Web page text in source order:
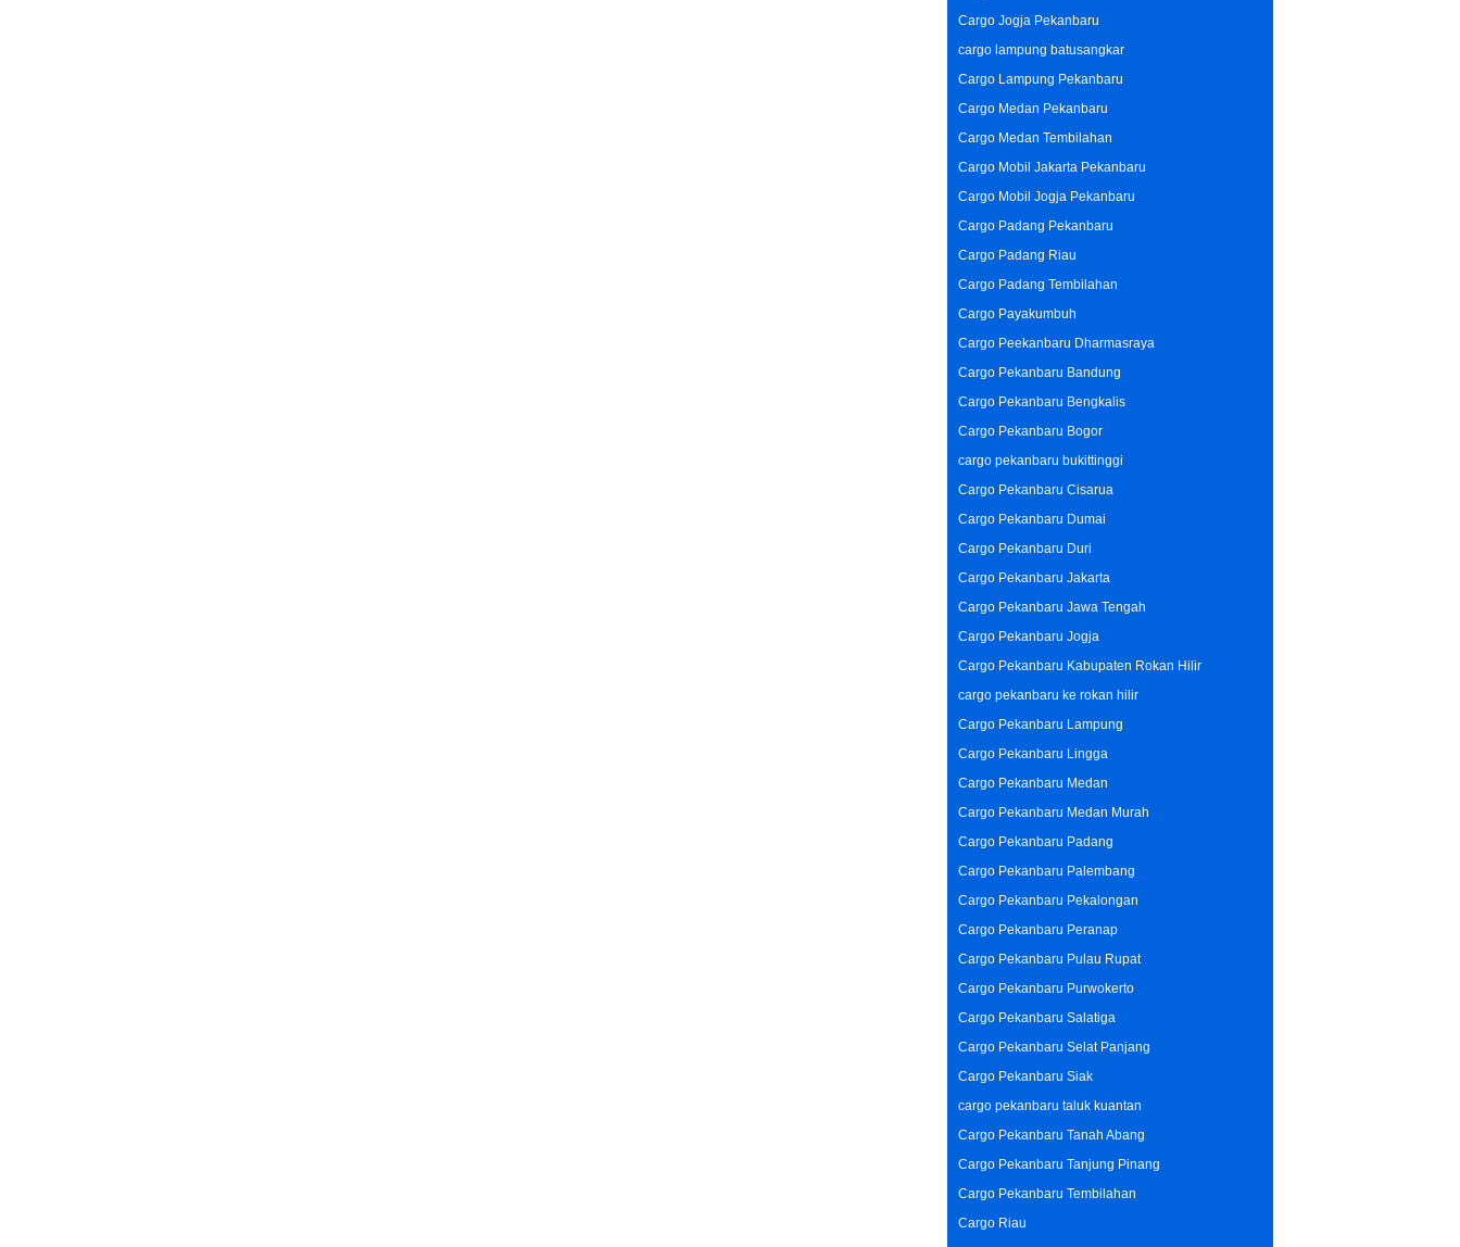
Cargo Jogja Pekanbaru
cargo lampung batusangkar
Cargo Lampung Pekanbaru
Cargo Medan Pekanbaru
Cargo Medan Tembilahan
Cargo Mobil Jakarta Pekanbaru
Cargo Mobil Jogja Pekanbaru
Cargo Padang Pekanbaru
Cargo Padang Riau
Cargo Padang Tembilahan
Cargo Payakumbuh
Cargo Peekanbaru Dharmasraya
Cargo Pekanbaru Bandung
Cargo Pekanbaru Bengkalis
Cargo Pekanbaru Bogor
cargo pekanbaru bukittinggi
Cargo Pekanbaru Cisarua
Cargo Pekanbaru Dumai
Cargo Pekanbaru Duri
Cargo Pekanbaru Jakarta
Cargo Pekanbaru Jawa Tengah
Cargo Pekanbaru Jogja
Cargo Pekanbaru Kabupaten Rokan Hilir
cargo pekanbaru ke rokan hilir
Cargo Pekanbaru Lampung
Cargo Pekanbaru Lingga
Cargo Pekanbaru Medan
Cargo Pekanbaru Medan Murah
Cargo Pekanbaru Padang
Cargo Pekanbaru Palembang
Cargo Pekanbaru Pekalongan
Cargo Pekanbaru Peranap
Cargo Pekanbaru Pulau Rupat
Cargo Pekanbaru Purwokerto
Cargo Pekanbaru Salatiga
Cargo Pekanbaru Selat Panjang
Cargo Pekanbaru Siak
cargo pekanbaru taluk kuantan
Cargo Pekanbaru Tanah Abang
Cargo Pekanbaru Tanjung Pinang
Cargo Pekanbaru Tembilahan
Cargo Riau